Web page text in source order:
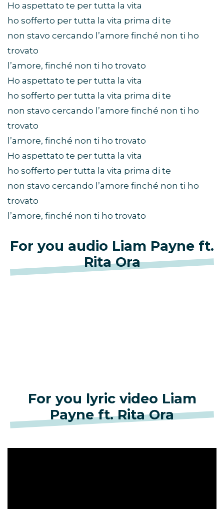
Ho aspettato te per tutta la vita
ho sofferto per tutta la vita prima di te
non stavo cercando l’amore finché non ti ho
trovato
l’amore, finché non ti ho trovato
Ho aspettato te per tutta la vita
ho sofferto per tutta la vita prima di te
non stavo cercando l’amore finché non ti ho
trovato
l’amore, finché non ti ho trovato
Ho aspettato te per tutta la vita
ho sofferto per tutta la vita prima di te
non stavo cercando l’amore finché non ti ho
trovato
l’amore, finché non ti ho trovato
For you audio Liam Payne ft.
Rita Ora
For you lyric video Liam
Payne ft. Rita Ora